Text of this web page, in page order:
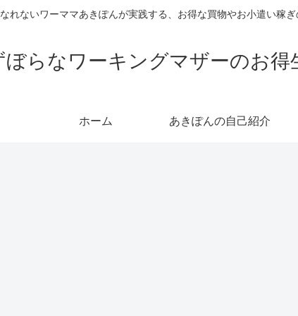
れないワーママあきぽんが実践する、お得な買物やお小遣い稼
ぼらなワーキングマザーのお得
ホーム あきぽんの自己紹介